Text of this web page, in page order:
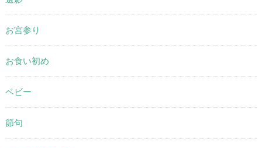
お宮参り
お食い初め
ベビー
節句